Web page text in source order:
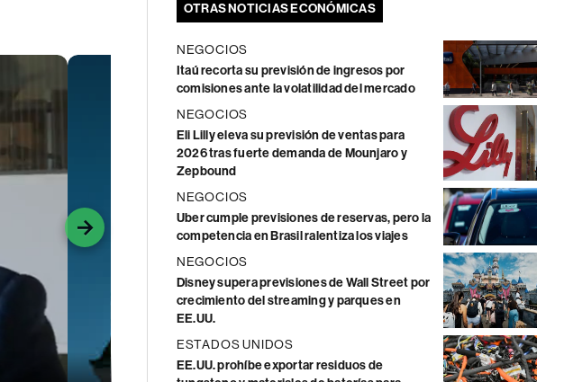
OTRAS NOTICIAS ECONÓMICAS
NEGOCIOS
Itaú recorta su previsión de ingresos por
comisiones ante la volatilidad del mercado
NEGOCIOS
Eli Lilly eleva su previsión de ventas para
2026 tras fuerte demanda de Mounjaro y
Zepbound
NEGOCIOS
Uber cumple previsiones de reservas, pero la
competencia en Brasil ralentiza los viajes
NEGOCIOS
Disney supera previsiones de Wall Street por
crecimiento del streaming y parques en
EE.UU.
ESTADOS UNIDOS
EE.UU. prohíbe exportar residuos de